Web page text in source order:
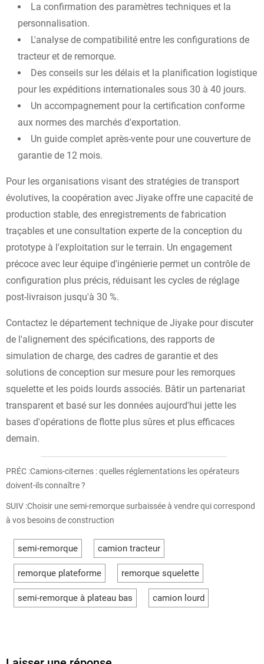
La confirmation des paramètres techniques et la
personnalisation.
L'analyse de compatibilité entre les configurations de
tracteur et de remorque.
Des conseils sur les délais et la planification logistique
pour les expéditions internationales sous 30 à 40 jours.
Un accompagnement pour la certification conforme
aux normes des marchés d'exportation.
Un guide complet après-vente pour une couverture de
garantie de 12 mois.
Pour les organisations visant des stratégies de transport
évolutives, la coopération avec Jiyake offre une capacité de
production stable, des enregistrements de fabrication
traçables et une consultation experte de la conception du
prototype à l'exploitation sur le terrain. Un engagement
précoce avec leur équipe d'ingénierie permet un contrôle de
configuration plus précis, réduisant les cycles de réglage
post-livraison jusqu'à 30 %.
Contactez le département technique de Jiyake pour discuter
de l'alignement des spécifications, des rapports de
simulation de charge, des cadres de garantie et des
solutions de conception sur mesure pour les remorques
squelette et les poids lourds associés. Bâtir un partenariat
transparent et basé sur les données aujourd'hui jette les
bases d'opérations de flotte plus sûres et plus efficaces
demain.
PRÉC :Camions-citernes : quelles réglementations les opérateurs
doivent-ils connaître ?
SUIV :Choisir une semi-remorque surbaissée à vendre qui correspond
à vos besoins de construction
semi-remorque camion tracteur
remorque plateforme remorque squelette
semi-remorque à plateau bas camion lourd